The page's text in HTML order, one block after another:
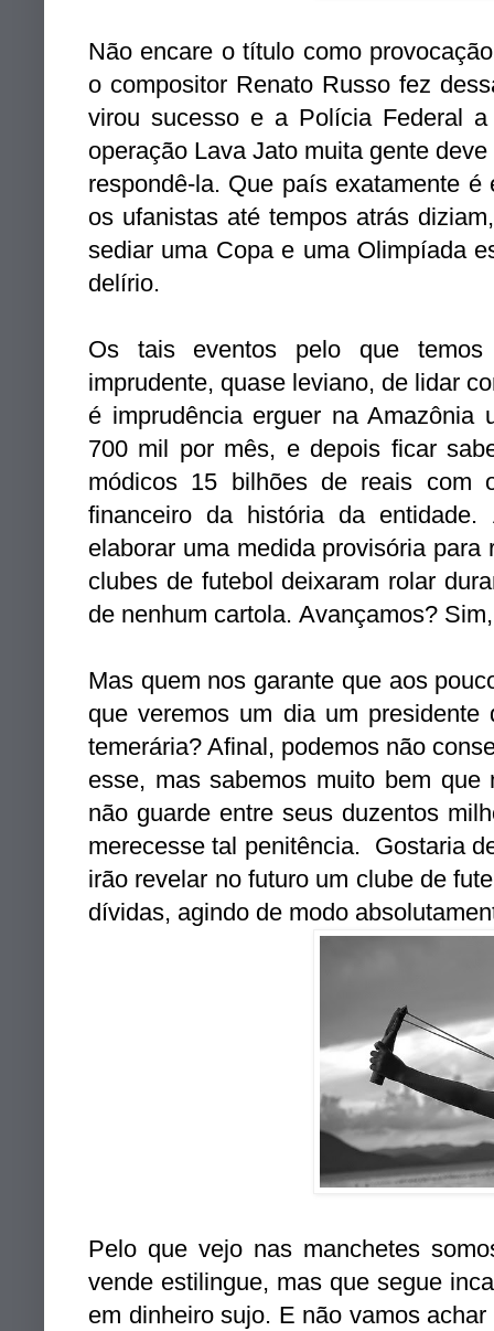
Não encare o título como
o compositor Renato Russo fez
virou sucesso e a Polícia Federal
operação Lava Jato muita gente
respondê-la. Que país exatamente
os ufanistas até tempos atrás
sediar uma Copa e uma Olimpíada
delírio.
Os tais eventos pelo que
imprudente, quase leviano, de lidar
é imprudência erguer na
700 mil por mês, e depois ficar
módicos 15 bilhões de reais com
financeiro da história da
elaborar uma medida provisória
clubes de futebol deixaram rolar
de nenhum cartola. Avançamos?
Mas quem nos garante que aos
que veremos um dia um
temerária? Afinal, podemos não
esse, mas sabemos muito bem
não guarde entre seus duzentos
merecesse tal penitência. Gostaria
irão revelar no futuro um clube de
dívidas, agindo de modo
Pelo que vejo nas manchetes
vende estilingue, mas que segue
em dinheiro sujo. E não vamos